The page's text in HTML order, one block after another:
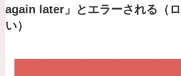
again later」とエラーされる（
い）